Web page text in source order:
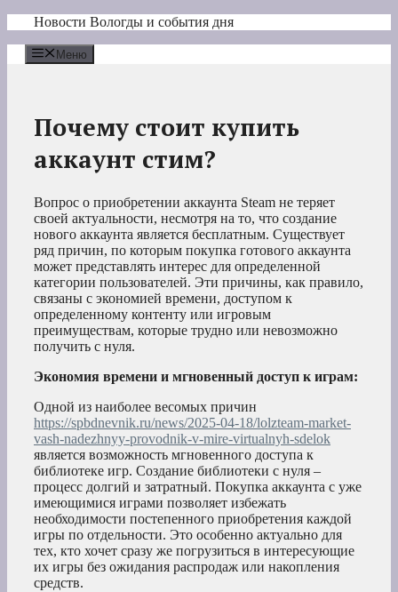
Перейти
содержимому
Новости Вологды и события дня
Меню
Почему стоит купить
аккаунт стим?
Вопрос о приобретении аккаунта Steam не теряет
своей актуальности, несмотря на то, что создание
нового аккаунта является бесплатным. Существует
ряд причин, по которым покупка готового аккаунта
может представлять интерес для определенной
категории пользователей. Эти причины, как правило,
связаны с экономией времени, доступом к
определенному контенту или игровым
преимуществам, которые трудно или невозможно
получить с нуля.
Экономия времени и мгновенный доступ к играм:
Одной из наиболее весомых причин
https://spbdnevnik.ru/news/2025-04-18/lolzteam-market-
vash-nadezhnyy-provodnik-v-mire-virtualnyh-sdelok
является возможность мгновенного доступа к
библиотеке игр. Создание библиотеки с нуля –
процесс долгий и затратный. Покупка аккаунта с уже
имеющимися играми позволяет избежать
необходимости постепенного приобретения каждой
игры по отдельности. Это особенно актуально для
тех, кто хочет сразу же погрузиться в интересующие
их игры без ожидания распродаж или накопления
средств.